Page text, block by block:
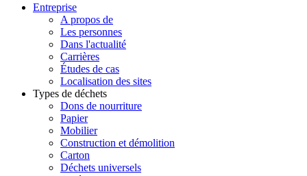
Entreprise
A propos de
Les personnes
Dans l'actualité
Carrières
Études de cas
Localisation des sites
Types de déchets
Dons de nourriture
Papier
Mobilier
Construction et démolition
Carton
Déchets universels